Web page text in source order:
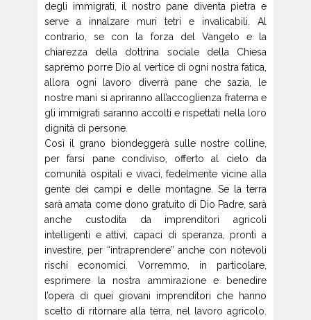
degli immigrati, il nostro pane diventa pietra e
serve a innalzare muri tetri e invalicabili. Al
contrario, se con la forza del Vangelo e la
chiarezza della dottrina sociale della Chiesa
sapremo porre Dio al vertice di ogni nostra fatica,
allora ogni lavoro diverrà pane che sazia, le
nostre mani si apriranno all’accoglienza fraterna e
gli immigrati saranno accolti e rispettati nella loro
dignità di persone.
Così il grano biondeggerà sulle nostre colline,
per farsi pane condiviso, offerto al cielo da
comunità ospitali e vivaci, fedelmente vicine alla
gente dei campi e delle montagne. Se la terra
sarà amata come dono gratuito di Dio Padre, sarà
anche custodita da imprenditori agricoli
intelligenti e attivi, capaci di speranza, pronti a
investire, per “intraprendere” anche con notevoli
rischi economici. Vorremmo, in particolare,
esprimere la nostra ammirazione e benedire
l’opera di quei giovani imprenditori che hanno
scelto di ritornare alla terra, nel lavoro agricolo.